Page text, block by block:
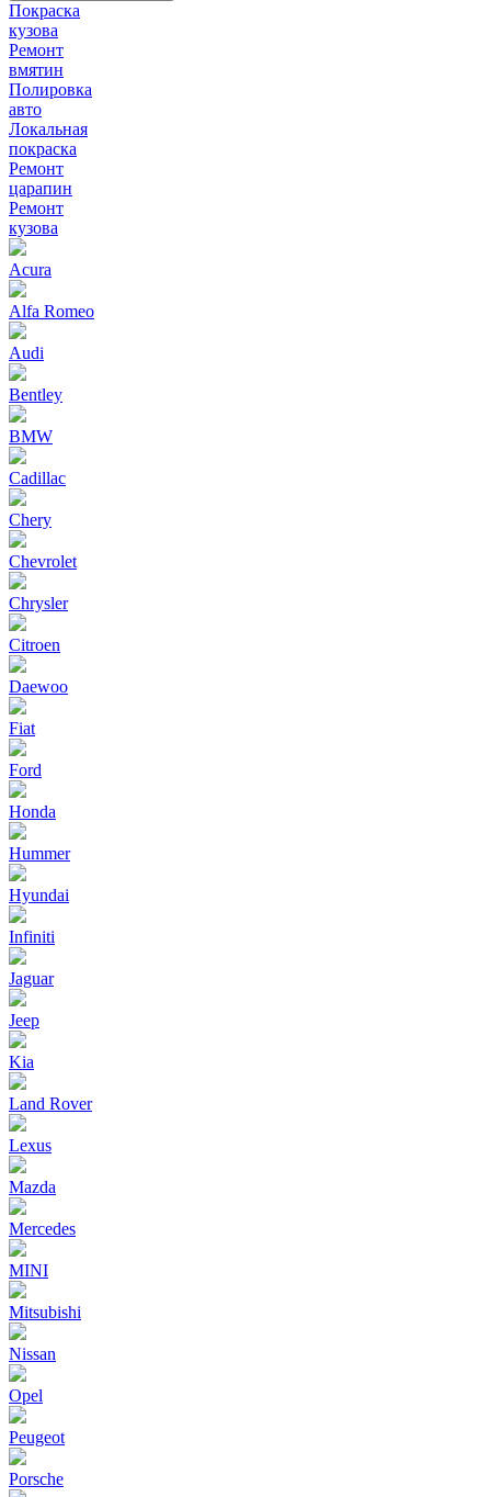
Покраска
кузова
Ремонт
вмятин
Полировка
авто
Локальная
покраска
Ремонт
царапин
Ремонт
кузова
Acura
Alfa Romeo
Audi
Bentley
BMW
Cadillac
Chery
Chevrolet
Chrysler
Citroen
Daewoo
Fiat
Ford
Honda
Hummer
Hyundai
Infiniti
Jaguar
Jeep
Kia
Land Rover
Lexus
Mazda
Mercedes
MINI
Mitsubishi
Nissan
Opel
Peugeot
Porsche